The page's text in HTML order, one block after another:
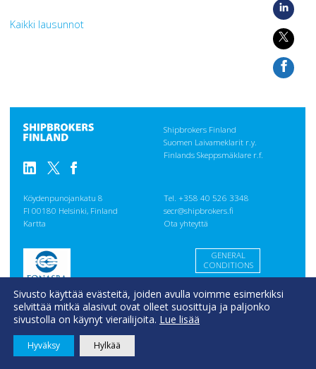
Kaikki lausunnot
Shipbrokers Finland
Suomen Laivameklarit r.y.
Finlands Skeppsmäklare r.f.
Köydenpunojankatu 8
FI 00180 Helsinki, Finland
Kartta
Tel. +358 40 526 3348
secr@shipbrokers.fi
Ota yhteyttä
GENERAL
CONDITIONS
Sivusto käyttää evästeitä, joiden avulla voimme esimerkiksi
selvittää mitkä alasivut ovat olleet suosittuja ja paljonko
sivustolla on käynyt vierailijoita. Lue lisää
Hyväksy Hylkää